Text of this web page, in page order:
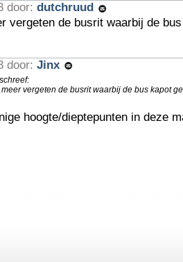
door: dutchruud
vergeten de busrit waarbij de
door: Jinx
vergeten de busrit waarbij de bus kapot
hoogte/dieptepunten in deze